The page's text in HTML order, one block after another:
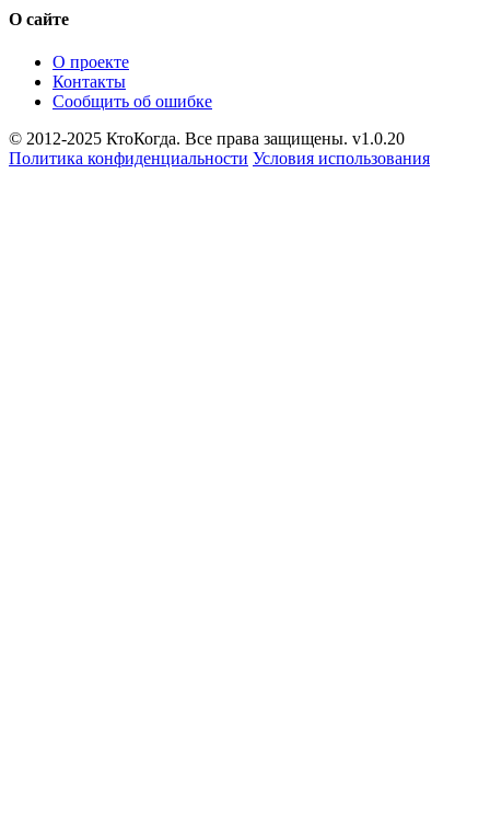
О сайте
О проекте
Контакты
Сообщить об ошибке
© 2012-2025 КтоКогда. Все права защищены. v1.0.20
Политика конфиденциальности Условия использования